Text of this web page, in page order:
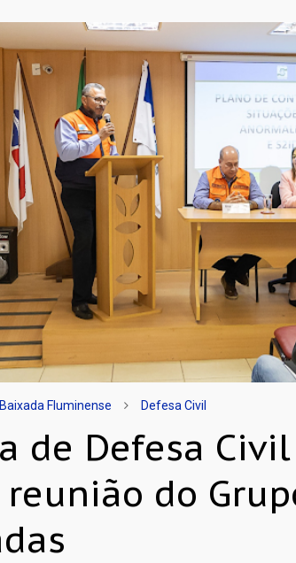
Baixada Fluminense Defesa Civil
de Defesa
reunião do